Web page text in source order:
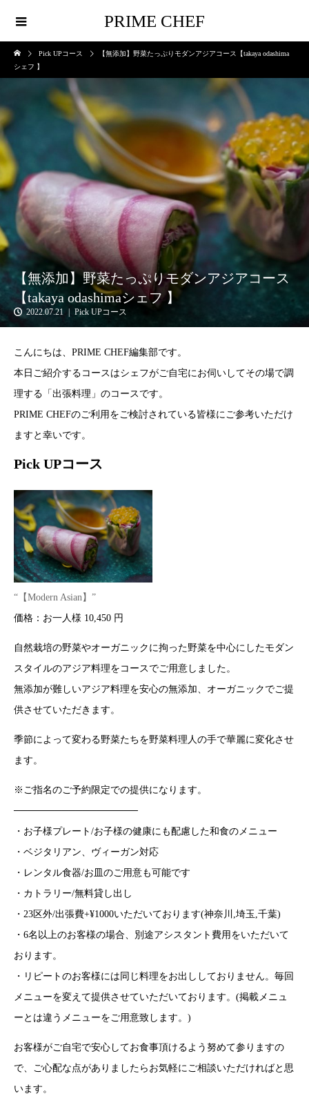
PRIME CHEF
Pick UPコース
【無添加】野菜たっぷりモダンアジアコース【takaya odashima
シェフ 】
【無添加】野菜たっぷりモダンアジアコース
【takaya odashimaシェフ 】
2022.07.21 Pick UPコース
こんにちは、PRIME CHEF編集部です。
本日ご紹介するコースはシェフがご自宅にお伺いしてその場で調
理する「出張料理」のコースです。
PRIME CHEFのご利用をご検討されている皆様にご参考いただけ
ますと幸いです。
Pick UPコース
“【Modern Asian】”
価格：お一人様 10,450 円
自然栽培の野菜やオーガニックに拘った野菜を中心にしたモダン
スタイルのアジア料理をコースでご用意しました。
無添加が難しいアジア料理を安心の無添加、オーガニックでご提
供させていただきます。
季節によって変わる野菜たちを野菜料理人の手で華麗に変化させ
ます。
※ご指名のご予約限定での提供になります。
──────────────────
・お子様プレート/お子様の健康にも配慮した和食のメニュー
・ベジタリアン、ヴィーガン対応
・レンタル食器/お皿のご用意も可能です
・カトラリー/無料貸し出し
・23区外/出張費+¥1000いただいております(神奈川,埼玉,千葉)
・6名以上のお客様の場合、別途アシスタント費用をいただいて
おります。
・リピートのお客様には同じ料理をお出ししておりません。毎回
メニューを変えて提供させていただいております。(掲載メニュ
ーとは違うメニューをご用意致します。)
お客様がご自宅で安心してお食事頂けるよう努めて参りますの
で、ご心配な点がありましたらお気軽にご相談いただければと思
います。